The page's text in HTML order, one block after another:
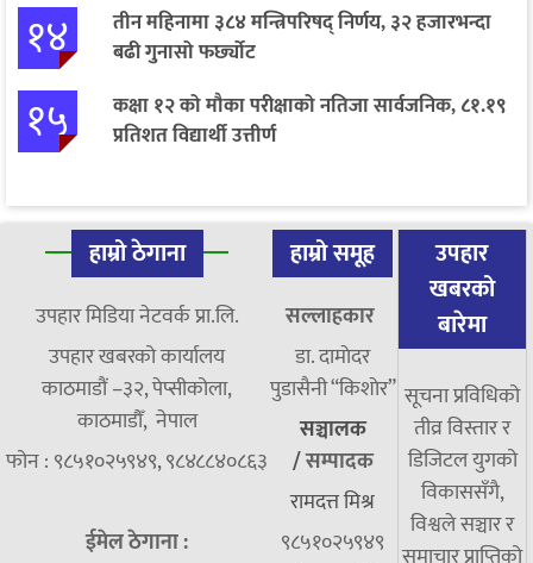
१४
तीन महिनामा ३८४ मन्त्रिपरिषद् निर्णय, ३२ हजारभन्दा
बढी गुनासो फर्छ्योट
१५
कक्षा १२ को मौका परीक्षाको नतिजा सार्वजनिक, ८१.१९
प्रतिशत विद्यार्थी उत्तीर्ण
हाम्रो ठेगाना
उपहार मिडिया नेटवर्क प्रा.लि.
उपहार खबरको कार्यालय
काठमाडौं –३२, पेप्सीकोला,
काठमाडौँ, नेपाल
फोन : ९८५१०२५९४९, ९८४८८४०८६३
ईमेल ठेगाना :
हाम्रो समूह
सल्लाहकार
डा. दामाेदर
पुडासैनी “किशाेर”
सञ्चालक
/सम्पादक
रामदत्त मिश्र
९८५१०२५९४९
उपहार
खबरको
बारेमा
सूचना प्रविधिको
तीव्र विस्तार र
डिजिटल युगको
विकाससँगै,
विश्वले सञ्चार र